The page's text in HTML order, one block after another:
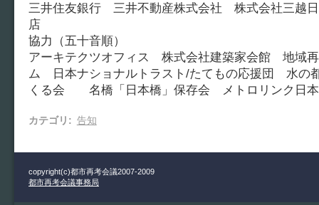
三井住友銀行 三井不動産株式会社 株式会社三越
店
協力（五十音順）
アーキテクツオフィス 株式会社建築家会館 地域
ム 日本ナショナルトラスト/たてもの応援団 水の
くる会 名橋「日本橋」保存会 メトロリンク日本
カテゴリ : 告知
copyright(c)都市再考会議2007-2009
都市再考会議事務局